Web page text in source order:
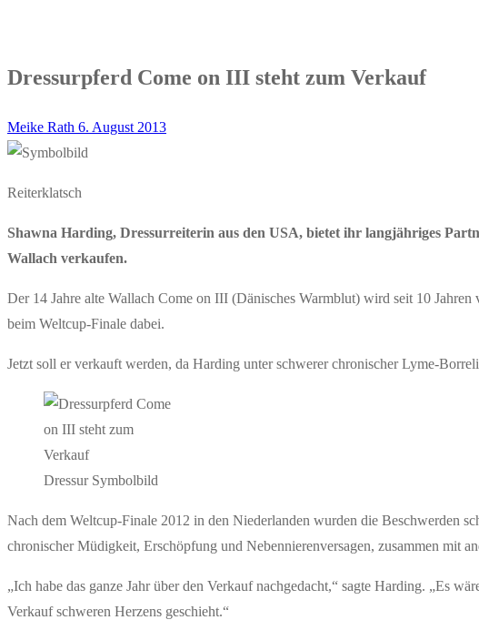
Dressurpferd Come on III steht zum Verkauf
Meike Rath 6. August 2013
Reiterklatsch
Shawna Harding, Dressurreiterin aus den USA, bietet ihr langjähriges
Wallach verkaufen.
Der 14 Jahre alte Wallach Come on III (Dänisches Warmblut) wird seit 10
beim Weltcup-Finale dabei.
Jetzt soll er verkauft werden, da Harding unter schwerer chronischer Lyme-
Dressur Symbolbild
Nach dem Weltcup-Finale 2012 in den Niederlanden wurden die Beschwerden
chronischer Müdigkeit, Erschöpfung und Nebennierenversagen, zusammen mit
„Ich habe das ganze Jahr über den Verkauf nachgedacht,“ sagte Harding. „Es
Verkauf schweren Herzens geschieht.“